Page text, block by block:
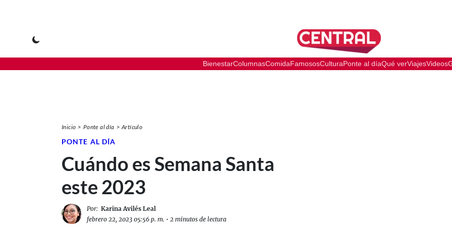
BienestarColumnasComidaFamososCulturaPonte al díaQué verViajesVideos
Inicio Ponte al día Artículo
PONTE AL DÍA
Cuándo es Semana Santa
este 2023
Por: Karina Avilés Leal
febrero 22, 2023 05:56 p. m. • 2 minutos de lectura